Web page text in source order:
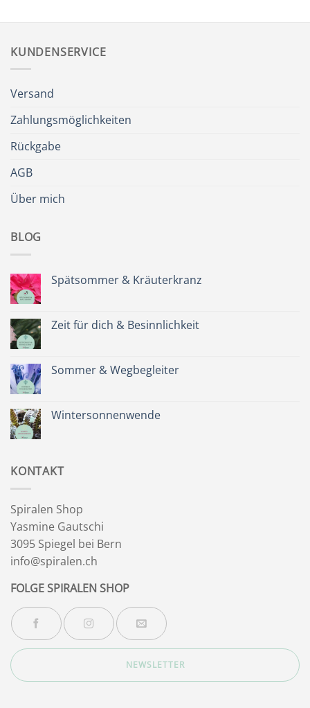
KUNDENSERVICE
Versand
Zahlungsmöglichkeiten
Rückgabe
AGB
Über mich
BLOG
Spätsommer & Kräuterkranz
Spätsommer
&
Zeit für dich & Besinnlichkeit
Zeit
für
Sommer & Wegbegleiter
Sommer
&
Wintersonnenwende
KONTAKT
Spiralen Shop
Yasmine Gautschi
3095 Spiegel bei Bern
info@spiralen.ch
FOLGE SPIRALEN SHOP
NEWSLETTER